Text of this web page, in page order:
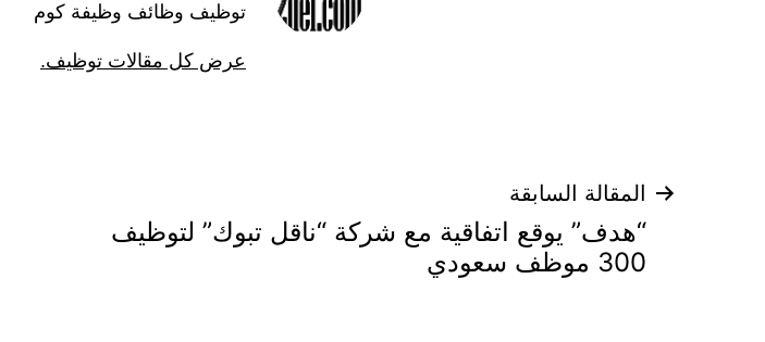
توظيف وظائف وظيفة كوم
عرض كل مقالات توظيف.
تصفّح
المقالات
المقالة السابقة
“هدف” يوقع اتفاقية مع شركة “ناقل تبوك” لتوظيف
300 موظف سعودي